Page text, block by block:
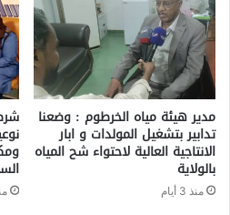
مدير هيئة مياه الخرطوم : وضعنا
تدابير بتشغيل المولدات و ابار
الانتاجية العالية لاحتواء شح المياه
بالولاية
منذ 3 أيام منذ